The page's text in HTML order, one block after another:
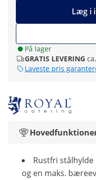
Læg i
På lager
GRATIS LEVERING
Laveste pris
Rustfri stålhylde
og en maks.